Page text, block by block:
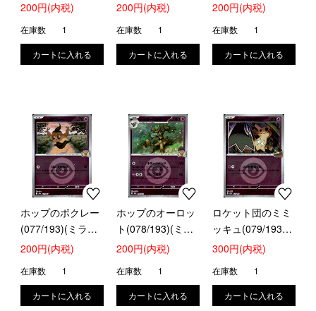
ー)
200円(内税)
在庫数 1
エネルギー)
200円(内税)
在庫数 1
ー)
200円(内税)
在庫数 1
ホップのボクレー
(077/193)(ミラー/
エネルギー)
200円(内税)
在庫数 1
ホップのオーロッ
ト(078/193)(ミラ
ー/エネルギー)
200円(内税)
在庫数 1
ロケット団のミミ
ッキュ(079/193)
(ミラー/エネルギ
300円(内税)
在庫数 1